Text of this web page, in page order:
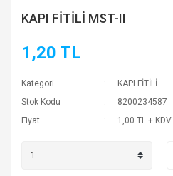
KAPI FİTİLİ MST-II
1,20 TL
Kategori
KAPI FİTİLİ
Stok Kodu
8200234587
Fiyat
1,00 TL + KDV